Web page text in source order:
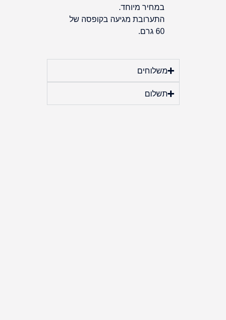
במחיר מיוחד.
התערובת מגיעה בקופסה של
60 גרם.
משלוחים
תשלום